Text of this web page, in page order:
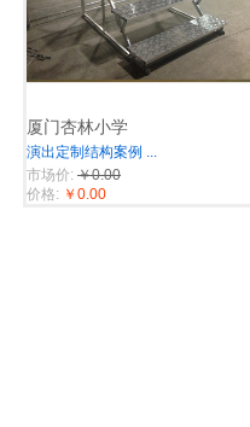
厦门杏林小学
演出定制结构案例 ...
市场价: ￥0.00
价格: ￥0.00